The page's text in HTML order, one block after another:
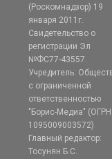
(Роскомнадзор) 19
января 2011г.
Свидетельство о
регистрации Эл
№ФС77-43557.
Учредитель:
с ограниченной
ответственностью
"Борис-Медиа" (ОГРН
1095009003572)
Главный редактор:
Тосунян Б.С.